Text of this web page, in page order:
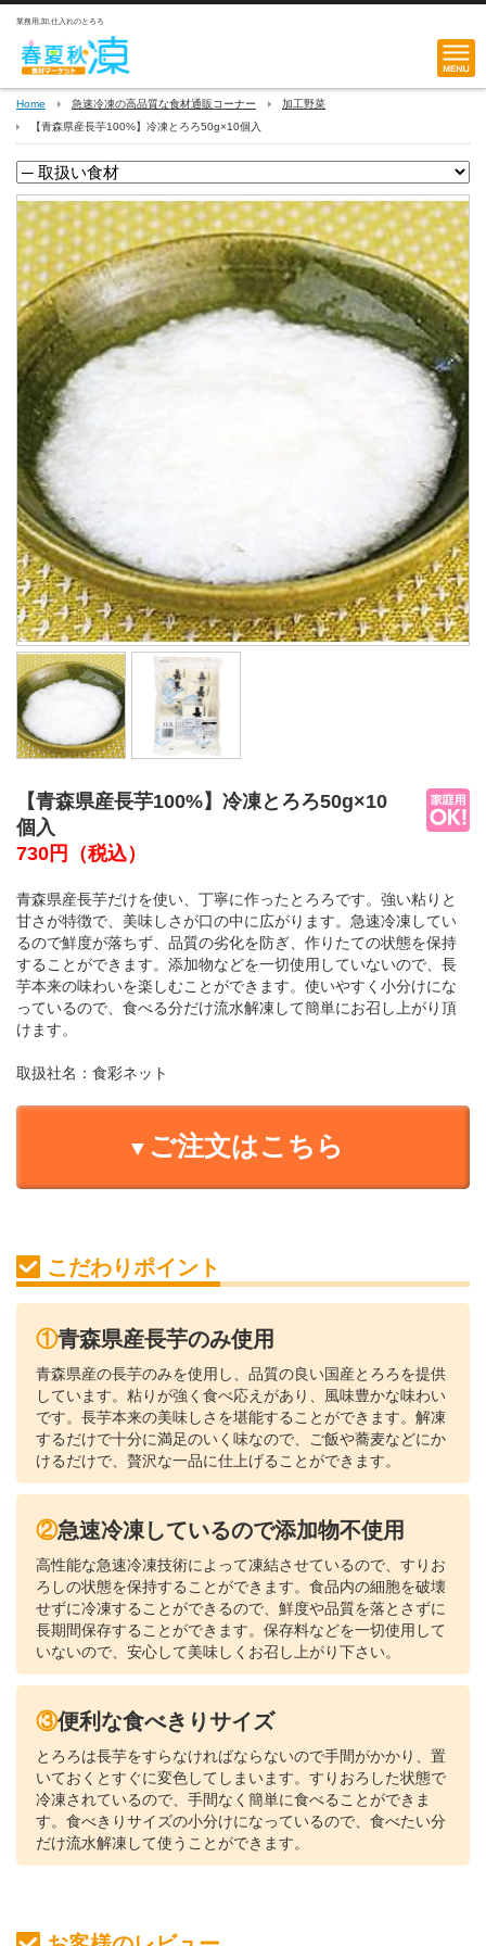
業務用,卸,仕入れのとろろ
Home 急速冷凍の高品質な食材通販コーナー
加工野菜
【青森県産長芋100%】冷凍とろろ50g×10個入
【青森県産長芋100%】冷凍とろろ50g×10
個入
730円
（税込）
青森県産長芋だけを使い、丁寧に作ったとろろです。強い粘りと
甘さが特徴で、美味しさが口の中に広がります。急速冷凍してい
るので鮮度が落ちず、品質の劣化を防ぎ、作りたての状態を保持
することができます。添加物などを一切使用していないので、長
芋本来の味わいを楽しむことができます。使いやすく小分けにな
っているので、食べる分だけ流水解凍して簡単にお召し上がり頂
けます。
取扱社名： 食彩ネット
ご注文はこちら
こだわりポイント
①青森県産長芋のみ使用
青森県産の長芋のみを使用し、品質の良い国産とろろを提供
しています。粘りが強く食べ応えがあり、風味豊かな味わい
です。長芋本来の美味しさを堪能することができます。解凍
するだけで十分に満足のいく味なので、ご飯や蕎麦などにか
けるだけで、贅沢な一品に仕上げることができます。
②急速冷凍しているので添加物不使用
高性能な急速冷凍技術によって凍結させているので、すりお
ろしの状態を保持することができます。食品内の細胞を破壊
せずに冷凍することができるので、鮮度や品質を落とさずに
長期間保存することができます。保存料などを一切使用して
いないので、安心して美味しくお召し上がり下さい。
③便利な食べきりサイズ
とろろは長芋をすらなければならないので手間がかかり、置
いておくとすぐに変色してしまいます。すりおろした状態で
冷凍されているので、手間なく簡単に食べることができま
す。食べきりサイズの小分けになっているので、食べたい分
だけ流水解凍して使うことができます。